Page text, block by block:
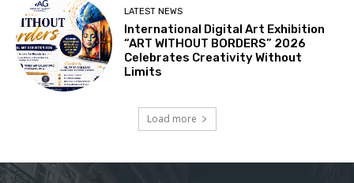
LATEST NEWS
International Digital Art Exhibition
“ART WITHOUT BORDERS” 2026
Celebrates Creativity Without
Limits
Load more